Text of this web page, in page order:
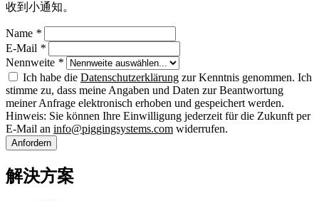
收到小通知。
Name *
E-Mail *
Nennweite *
Ich habe die Datenschutzerklärung zur Kenntnis genommen. Ich
stimme zu, dass meine Angaben und Daten zur Beantwortung
meiner Anfrage elektronisch erhoben und gespeichert werden.
Hinweis: Sie können Ihre Einwilligung jederzeit für die Zukunft per
E-Mail an info@piggingsystems.com widerrufen.
Anfordern
解決方案